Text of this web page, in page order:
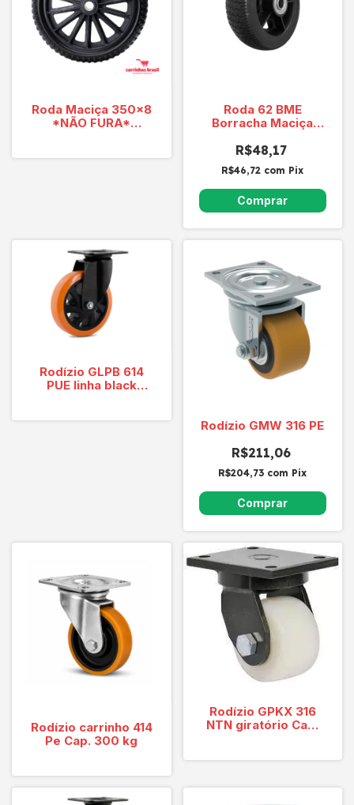
Roda Maciça 350x8
*NÃO FURA*
19mm(3/4") e
Roda 62 BME
Borracha Maciça
R$48,17
R$46,72 com Pix
Rodízio GLPB 614
PUE linha black
Rodízio GMW 316 PE
R$211,06
R$204,73 com Pix
Rodízio carrinho 414
Pe Cap. 300 kg
Rodízio GPKX 316
NTN giratório Cap.